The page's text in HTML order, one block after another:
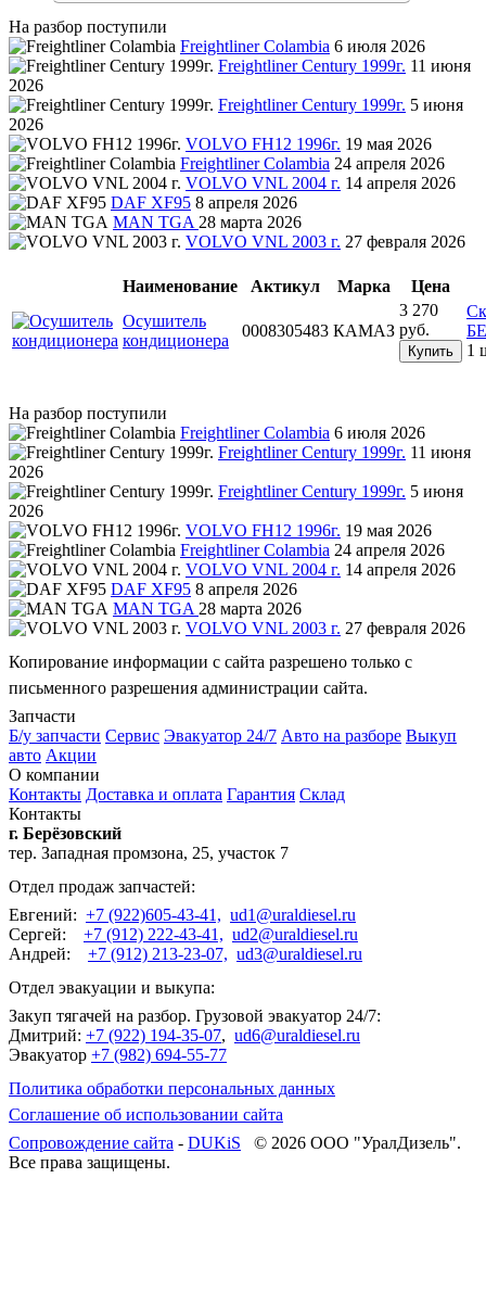
На разбор поступили
Freightliner Colambia 6 июля 2026
Freightliner Century 1999г. 11 июня
2026
Freightliner Century 1999г. 5 июня
2026
VOLVO FH12 1996г. 19 мая 2026
Freightliner Colambia 24 апреля 2026
VOLVO VNL 2004 г. 14 апреля 2026
DAF XF95 8 апреля 2026
MAN TGA 28 марта 2026
VOLVO VNL 2003 г. 27 февраля 2026
Наименование Актикул Марка
Цена
Осушитель
кондиционера
0008305483 КАМАЗ
3 270
руб.
Купить
1
На разбор поступили
Freightliner Colambia 6 июля 2026
Freightliner Century 1999г. 11 июня
2026
Freightliner Century 1999г. 5 июня
2026
VOLVO FH12 1996г. 19 мая 2026
Freightliner Colambia 24 апреля 2026
VOLVO VNL 2004 г. 14 апреля 2026
DAF XF95 8 апреля 2026
MAN TGA 28 марта 2026
VOLVO VNL 2003 г. 27 февраля 2026
Копирование информации с сайта разрешено только с
письменного разрешения администрации сайта.
Запчасти
Б/у запчасти Сервис Эвакуатор 24/7 Авто на разборе Выкуп
авто Акции
О компании
Контакты Доставка и оплата Гарантия Склад
Контакты
г. Берёзовский
тер. Западная промзона, 25, участок 7
Отдел продаж запчастей:
Евгений: +7 (922)605-43-41, ud1@uraldiesel.ru
Сергей: +7 (912) 222-43-41, ud2@uraldiesel.ru
Андрей: +7 (912) 213-23-07, ud3@uraldiesel.ru
Отдел эвакуации и выкупа:
Закуп тягачей на разбор. Грузовой эвакуатор 24/7:
Дмитрий: +7 (922) 194-35-07, ud6@uraldiesel.ru
Эвакуатор +7 (982) 694-55-77
Политика обработки персональных данных
Соглашение об использовании сайта
Cопровождение сайта - DUKiS © 2026 ООО "УралДизель".
Все права защищены.